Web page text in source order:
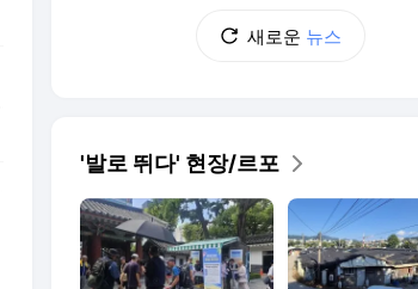
새로운 뉴스
'발로 뛰다' 현장/르포